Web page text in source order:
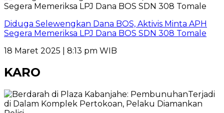
Diduga Selewengkan Dana BOS, Aktivis Minta APH
Segera Memeriksa LPJ Dana BOS SDN 308 Tomale
18 Maret 2025 | 8:13 pm WIB
KARO